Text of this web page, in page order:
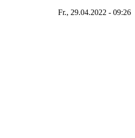
Fr., 29.04.2022 - 09:26